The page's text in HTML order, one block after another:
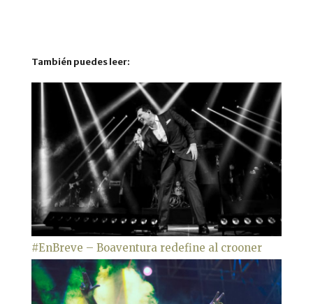
También puedes leer:
#EnBreve – Boaventura redefine al crooner